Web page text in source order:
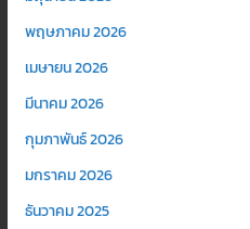
พฤษภาคม 2026
เมษายน 2026
มีนาคม 2026
กุมภาพันธ์ 2026
มกราคม 2026
ธันวาคม 2025